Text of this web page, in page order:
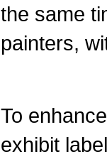
the same
painters,
To
exhibit